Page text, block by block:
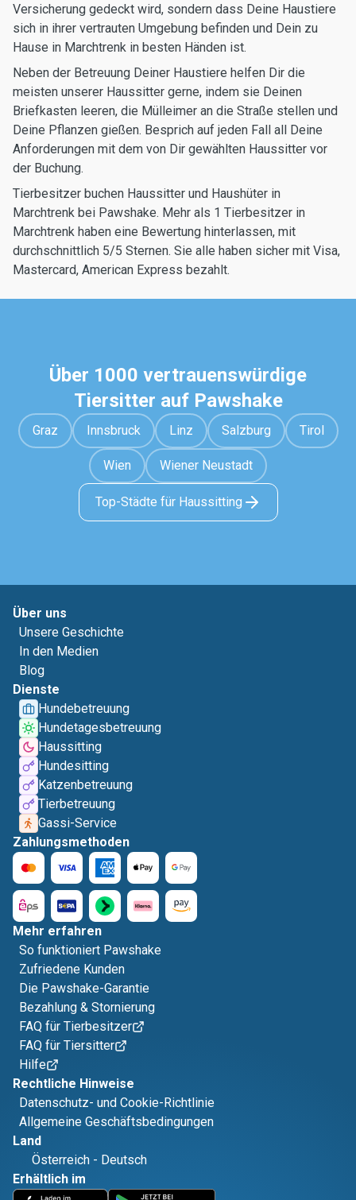
Versicherung gedeckt wird, sondern dass Deine Haustiere
sich in ihrer vertrauten Umgebung befinden und Dein zu
Hause in Marchtrenk in besten Händen ist.
Neben der Betreuung Deiner Haustiere helfen Dir die
meisten unserer Haussitter gerne, indem sie Deinen
Briefkasten leeren, die Mülleimer an die Straße stellen und
Deine Pflanzen gießen. Besprich auf jeden Fall all Deine
Anforderungen mit dem von Dir gewählten Haussitter vor
der Buchung.
Tierbesitzer buchen Haussitter und Haushüter in
Marchtrenk bei Pawshake. Mehr als 1 Tierbesitzer in
Marchtrenk haben eine Bewertung hinterlassen, mit
durchschnittlich 5/5 Sternen. Sie alle haben sicher mit Visa,
Mastercard, American Express bezahlt.
Über 1000 vertrauenswürdige
Tiersitter auf Pawshake
Graz Innsbruck Linz Salzburg Tirol
Wien Wiener Neustadt
Top-Städte für Haussitting
Über uns
Unsere Geschichte
In den Medien
Blog
Dienste
Hundebetreuung
Hundetagesbetreuung
Haussitting
Hundesitting
Katzenbetreuung
Tierbetreuung
Gassi-Service
Zahlungsmethoden
Mehr erfahren
So funktioniert Pawshake
Zufriedene Kunden
Die Pawshake-Garantie
Bezahlung & Stornierung
FAQ für Tierbesitzer
FAQ für Tiersitter
Hilfe
Rechtliche Hinweise
Datenschutz- und Cookie-Richtlinie
Allgemeine Geschäftsbedingungen
Land
Österreich - Deutsch
Erhältlich im